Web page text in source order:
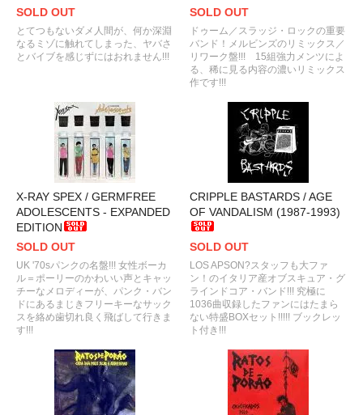
SOLD OUT
とてつもないダメ人間が、何か深淵
なるミゾに触れてしまった、ヤバさ
とバイブを感じずにはおれません!!!
SOLD OUT
ドゥーム／スラッジ・ロックの重要
バンド！メルビンズのリミックス／
リワーク盤!!! 15組強力メンツによ
る、稀に見る内容の濃いリミックス
作です!!!
X-RAY SPEX / GERMFREE
ADOLESCENTS - EXPANDED
EDITION
SOLD OUT
UK '70sパンクの名盤!!! 女性ボーカ
ル＝ポーリーのかわいい声とキャッ
チーなメロディーが、パンク・バン
ドにあるまじきフリーキーなサック
スを絡め歯切れ良く飛ばして行きま
す!!!
CRIPPLE BASTARDS / AGE
OF VANDALISM (1987-1993)
SOLD OUT
LOS APSON?スタッフも大ファ
ン！のイタリア産オブスキュア・グ
ラインドコア・バンド!!! 究極に
1036曲収録したファンにはたまら
ない特盛BOXセット!!!!! ブックレッ
ト付き!!!